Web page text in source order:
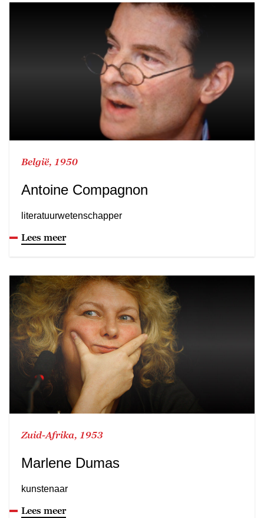
België, 1950
Antoine Compagnon
literatuurwetenschapper
Lees meer
Zuid-Afrika, 1953
Marlene Dumas
kunstenaar
Lees meer